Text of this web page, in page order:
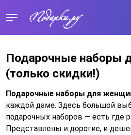
Подарочные наборы
(только скидки!)
Подарочные наборы для
каждой даме. Здесь большой
подарочных наборов — есть где
Представлены и дорогие, и